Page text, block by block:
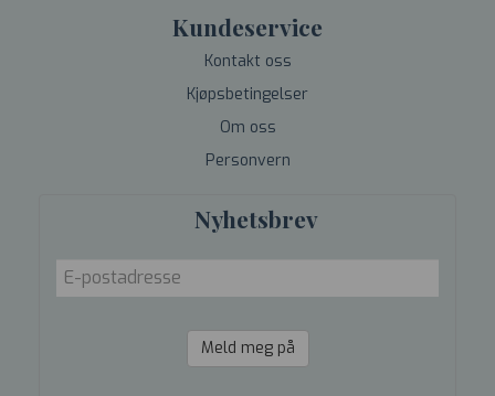
Kundeservice
Kontakt oss
Kjøpsbetingelser
Om oss
Personvern
Nyhetsbrev
Meld meg på